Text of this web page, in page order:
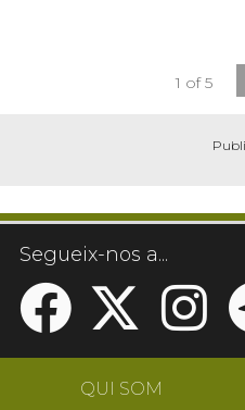
1 of 5
Segueix-nos a...
QUI SOM